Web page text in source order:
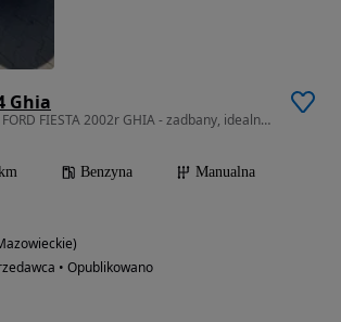
Ghia
1388 cm3 • 80 KM • FORD FIESTA 2002r GHIA - zadbany, idealny do miasta, na pierwsze auto
Benzyna
Manualna
• Opublikowano